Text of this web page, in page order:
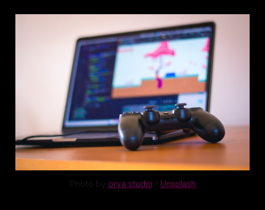
Photo by orva studio / Unsplash